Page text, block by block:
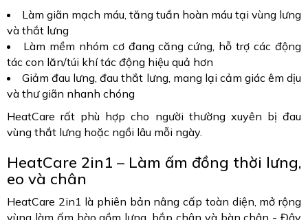
Làm giãn mạch máu, tăng tuần hoàn máu tại vùng lưng
và thắt lưng
Làm mềm nhóm cơ đang căng cứng, hỗ trợ các động
tác con lăn/túi khí tác động hiệu quả hơn
Giảm đau lưng, đau thắt lưng, mang lại cảm giác êm dịu
và thư giãn nhanh chóng
HeatCare rất phù hợp cho người thường xuyên bị đau
vùng thắt lưng hoặc ngồi lâu mỗi ngày.
HeatCare 2in1 – Làm ấm đồng thời lưng,
eo và chân
HeatCare 2in1 là phiên bản nâng cấp toàn diện, mở rộng